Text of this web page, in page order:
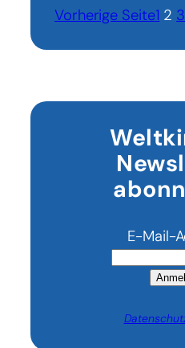
Vorherige Seite1 2 3
E-Mail-